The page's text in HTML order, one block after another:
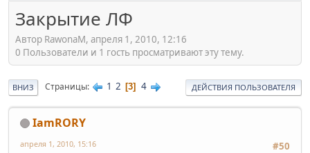
Закрытие ЛФ
Автор RawonaM, апреля 1, 2010, 12:16
0 Пользователи и 1 гость просматривают эту тему.
ВНИЗ Страницы 1 2 3 4 ДЕЙСТВИЯ ПОЛЬЗОВАТЕЛЯ
IamRORY
#50
апреля 1, 2010, 15:16